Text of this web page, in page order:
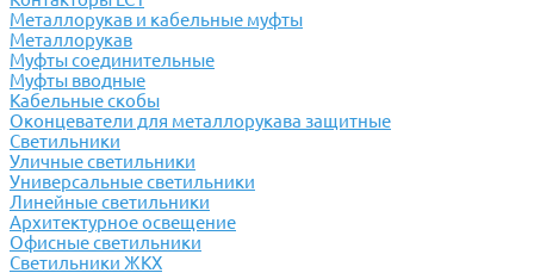
Металлорукав и кабельные муфты
Металлорукав
Муфты соединительные
Муфты вводные
Кабельные скобы
Оконцеватели для металлорукава защитные
Светильники
Уличные светильники
Универсальные светильники
Линейные светильники
Архитектурное освещение
Офисные светильники
Светильники ЖКХ